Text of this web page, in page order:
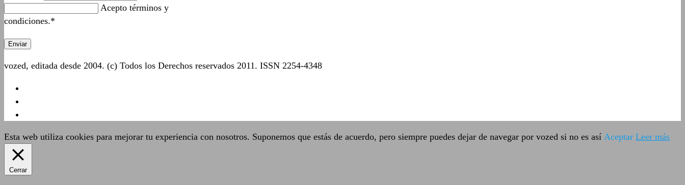
Acepto términos y
condiciones.*
vozed, editada desde 2004. (c) Todos los Derechos reservados 2011. ISSN 2254-4348
Esta web utiliza cookies para mejorar tu experiencia con nosotros. Suponemos que estás de acuerdo, pero siempre puedes dejar de navegar por vozed si no es así Aceptar Leer más
Cerrar